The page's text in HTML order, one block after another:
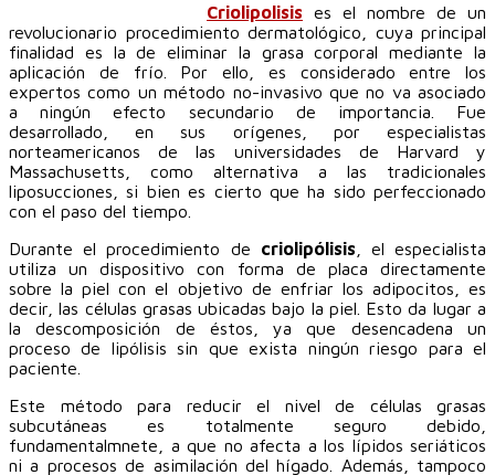
Criolipolisis es el nombre de un
revolucionario procedimiento dermatológico, cuya principal
finalidad es la de eliminar la grasa corporal mediante la
aplicación de frío. Por ello, es considerado entre los
expertos como un método no-invasivo que no va asociado
a ningún efecto secundario de importancia. Fue
desarrollado, en sus orígenes, por especialistas
norteamericanos de las universidades de Harvard y
Massachusetts, como alternativa a las tradicionales
liposucciones, si bien es cierto que ha sido perfeccionado
con el paso del tiempo.
Durante el procedimiento de criolipólisis , el especialista
utiliza un dispositivo con forma de placa directamente
sobre la piel con el objetivo de enfriar los adipocitos, es
decir, las células grasas ubicadas bajo la piel. Esto da lugar a
la descomposición de éstos, ya que desencadena un
proceso de lipólisis sin que exista ningún riesgo para el
paciente.
Este método para reducir el nivel de células grasas
subcutáneas es totalmente seguro debido,
fundamentalmnete, a que no afecta a los lípidos seriáticos
ni a procesos de asimilación del hígado. Además, tampoco